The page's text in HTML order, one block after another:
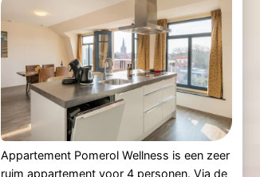
Appartement Pomerol Wellness is een zeer
ruim appartement voor 4 personen. Via de